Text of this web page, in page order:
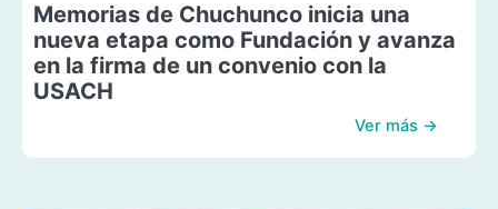
Memorias de Chuchunco inicia una
nueva etapa como Fundación y avanza
en la firma de un convenio con la
USACH
Ver más →